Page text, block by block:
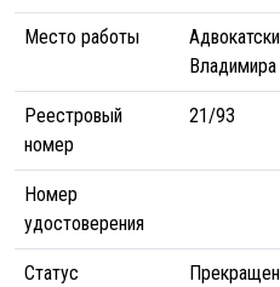
Место работы
Реестровый
номер
21/93
Номер
удостоверения
Статус Прекращен